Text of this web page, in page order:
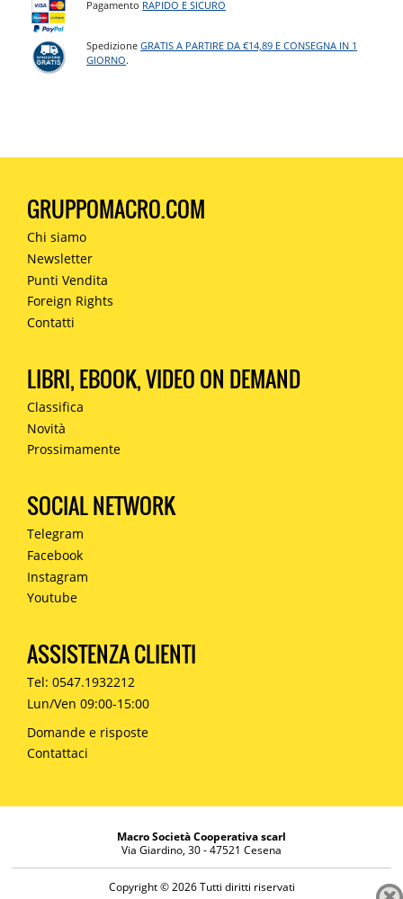
Pagamento RAPIDO E SICURO
SpedizioneGRATIS A PARTIRE DA €14,89 E CONSEGNA IN 1
GIORNO.
GRUPPOMACRO.COM
Chi siamo
Newsletter
Punti Vendita
Foreign Rights
Contatti
LIBRI, EBOOK, VIDEO ON DEMAND
Classifica
Novità
Prossimamente
SOCIAL NETWORK
Telegram
Facebook
Instagram
Youtube
ASSISTENZA CLIENTI
Tel: 0547.1932212
Lun/Ven 09:00-15:00
Domande e risposte
Contattaci
Macro Società Cooperativa scarl
Via Giardino, 30 - 47521 Cesena
Copyright © 2026 Tutti diritti riservati